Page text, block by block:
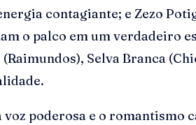
contagiante; e Zezo
o palco em um verdadeiro
Selva Branca
poderosa e o